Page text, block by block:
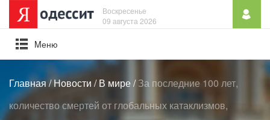
Воскресенье
09 августа 2026
Mеню
Главная/Новости /В мире/За последние 100 лет,
количество смертей от глобальных катаклизмов,